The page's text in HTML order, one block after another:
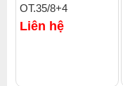
Click để xem thêm
đèn chùm.
OT.35/8+4
Liên hệ